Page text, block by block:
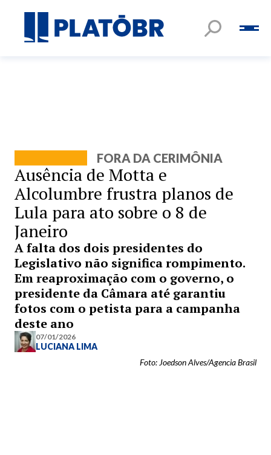
FORA DA CERIMÔNIA
Ausência de Motta e
Alcolumbre frustra planos de
Lula para ato sobre o 8 de
Janeiro
A falta dos dois presidentes do
Legislativo não significa rompimento.
Em reaproximação com o governo, o
presidente da Câmara até garantiu
fotos com o petista para a campanha
deste ano
07/01/2026
LUCIANA LIMA
Foto: Joedson Alves/Agencia Brasil